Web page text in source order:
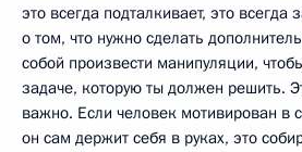
это всегда подталкивает, это всегда
о том, что нужно сделать
собой произвести манипуляции,
задаче, которую ты должен решить.
важно. Если человек мотивирован в
он сам держит себя в руках, это